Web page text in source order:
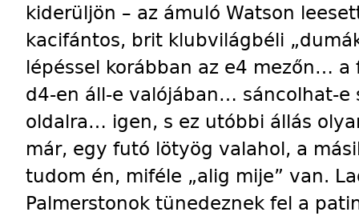
kiderüljön – az ámuló Watson
kacifántos, brit klubvilágbéli
lépéssel korábban az e4 mezőn…
d4-en áll-e valójában… sáncolhat-e
oldalra… igen, s ez utóbbi állás
már, egy futó lötyög valahol, a
tudom én, miféle „alig mije” van.
Palmerstonok tünedeznek fel a